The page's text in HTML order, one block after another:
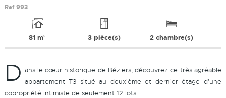
Ref 993
81 m² 3 pièce(s) 2 chambre(s)
D ans le cœur historique de Béziers, découvrez ce très agréable
appartement T3 situé au deuxième et dernier étage d’une
copropriété intimiste de seulement 12 lots.